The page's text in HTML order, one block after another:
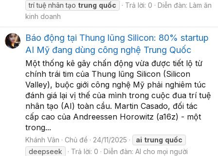
trí tuệ nhân tạo trung quốc Trả lời: 0 Diễn đàn: Làm ăn
kinh doanh
Báo động tại Thung lũng Silicon: 80% startup
AI Mỹ đang dùng công nghệ Trung Quốc
Một thống kê gây chấn động vừa được tiết lộ từ
chính trái tim của Thung lũng Silicon (Silicon
Valley), buộc giới công nghệ Mỹ phải nghiêm túc
đánh giá lại vị thế của mình trong cuộc đua trí tuệ
nhân tạo (AI) toàn cầu. Martin Casado, đối tác
cấp cao của Andreessen Horowitz (a16z) - một
trong...
Khánh Vân Chủ đề 24/11/2025 ai trung quốc
deepseek
Trả lời: 0 Diễn đàn: AI cho mọi người